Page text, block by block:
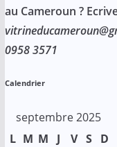
au Cameroun ?
0958 3571
Calendrier
septembre 2025
L M M J V S D